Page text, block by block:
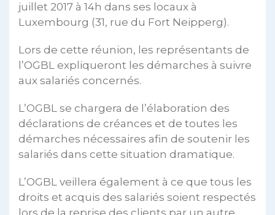
juillet 2017 à 14h dans ses locaux à
Luxembourg (31, rue du Fort Neipperg).
Lors de cette réunion, les représentants de
l’OGBL expliqueront les démarches à suivre
aux salariés concernés.
L’OGBL se chargera de l’élaboration des
déclarations de créances et de toutes les
démarches nécessaires afin de soutenir les
salariés dans cette situation dramatique.
L’OGBL veillera également à ce que tous les
droits et acquis des salariés soient respectés
lors de la reprise des clients par un autre